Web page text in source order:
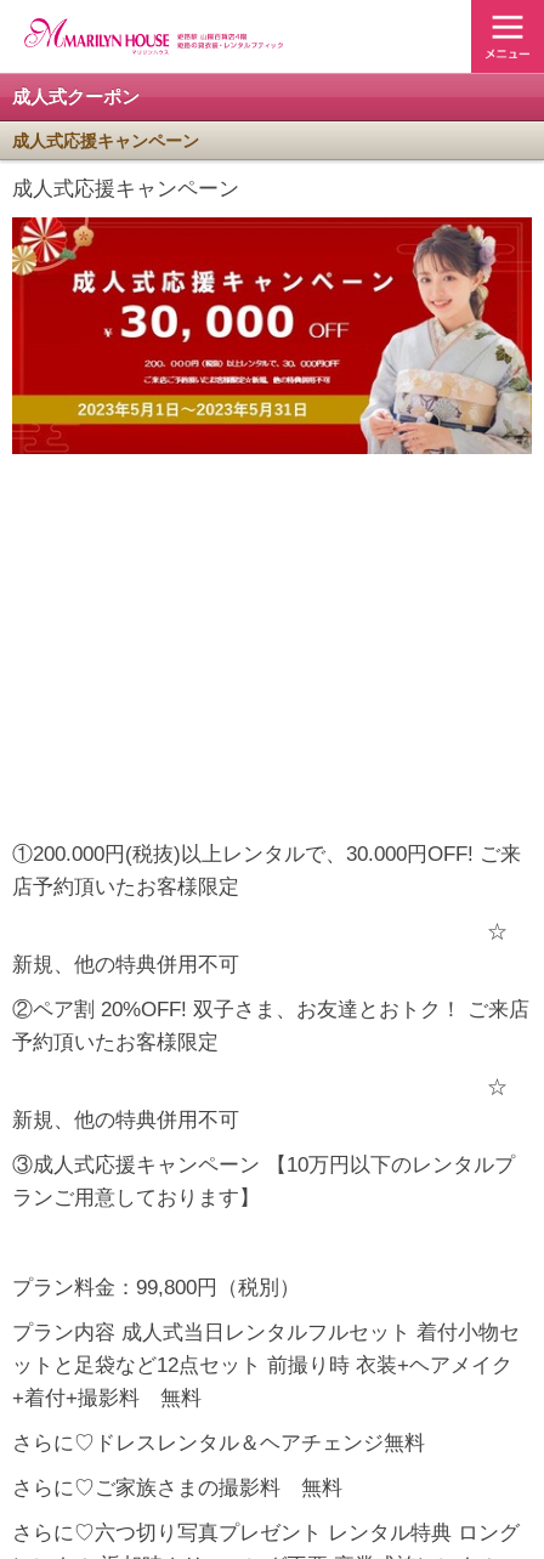
成人式クーポン
成人式応援キャンペーン
成人式応援キャンペーン
①200.000円(税抜)以上レンタルで、30.000円OFF! ご来
店予約頂いたお客様限定
☆
新規、他の特典併用不可
②ペア割 20%OFF! 双子さま、お友達とおトク！ ご来店
予約頂いたお客様限定
☆
新規、他の特典併用不可
③成人式応援キャンペーン 【10万円以下のレンタルプ
ランご用意しております】
プラン料金：99,800円（税別）
プラン内容 成人式当日レンタルフルセット 着付小物セ
ットと足袋など12点セット 前撮り時 衣装+ヘアメイク
+着付+撮影料 無料
さらに♡ドレスレンタル＆ヘアチェンジ無料
さらに♡ご家族さまの撮影料 無料
さらに♡六つ切り写真プレゼント レンタル特典 ロング